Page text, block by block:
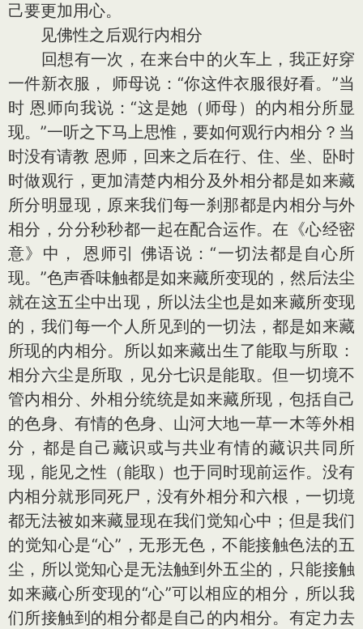
己要更加用心。
见佛性之后观行内相分
回想有一次，在来台中的火车上，我正好穿
一件新衣服， 师母说：“你这件衣服很好看。”当
时 恩师向我说：“这是她（师母）的内相分所显
现。”一听之下马上思惟，要如何观行内相分？当
时没有请教 恩师，回来之后在行、住、坐、卧时
时做观行，更加清楚内相分及外相分都是如来藏
所分明显现，原来我们每一刹那都是内相分与外
相分，分分秒秒都一起在配合运作。在《心经密
意》中， 恩师引 佛语说：“一切法都是自心所
现。”色声香味触都是如来藏所变现的，然后法尘
就在这五尘中出现，所以法尘也是如来藏所变现
的，我们每一个人所见到的一切法，都是如来藏
所现的内相分。所以如来藏出生了能取与所取：
相分六尘是所取，见分七识是能取。但一切境不
管内相分、外相分统统是如来藏所现，包括自己
的色身、有情的色身、山河大地一草一木等外相
分，都是自己藏识或与共业有情的藏识共同所
现，能见之性（能取）也于同时现前运作。没有
内相分就形同死尸，没有外相分和六根，一切境
都无法被如来藏显现在我们觉知心中；但是我们
的觉知心是“心”，无形无色，不能接触色法的五
尘，所以觉知心是无法触到外五尘的，只能接触
如来藏心所变现的“心”可以相应的相分，所以我
们所接触到的相分都是自己的内相分。有定力去